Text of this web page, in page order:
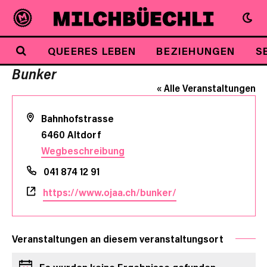
QUEERES LEBEN BEZIEHUNGEN
Bunker
« Alle Veranstaltungen
Adresse
Bahnhofstrasse
6460 Altdorf
Wegbeschreibung
Telefon041 874 12 91
Webseite
https://www.ojaa.ch/bunker/
Veranstaltungen an diesem veranstaltungsort